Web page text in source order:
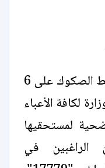
كما أتاحت الوزارة ميزة تقسيط الصكوك على 6
لكافة الأعباء
لمستحقيها
الراغبين في